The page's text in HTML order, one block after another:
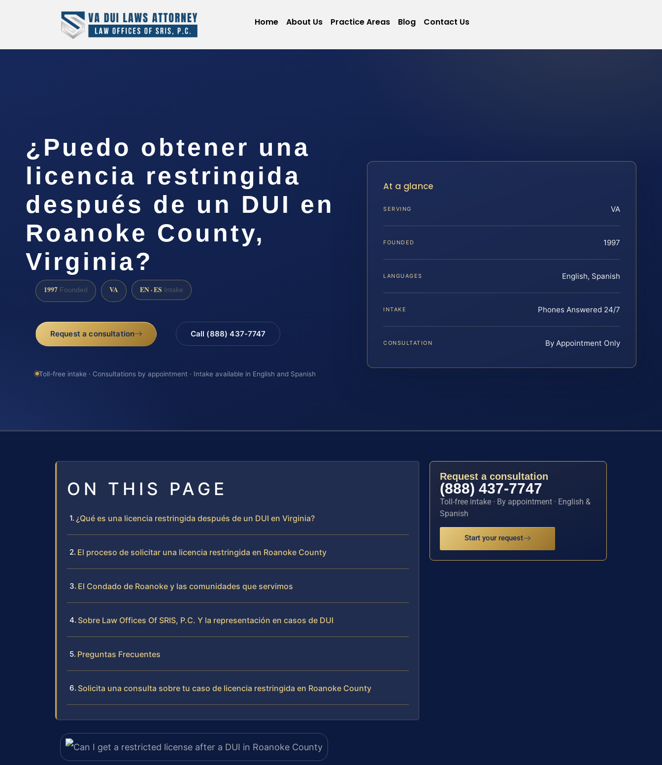
Home About Us Practice Areas Blog Contact Us
¿Puedo obtener una
licencia restringida
después de un DUI en
Roanoke County,
Virginia?
1997 Founded VA EN · ES Intake
Request a consultation Call (888) 437-7747
Toll-free intake · Consultations by appointment · Intake available in English and Spanish
At a glance
SERVING VA
FOUNDED 1997
LANGUAGES English, Spanish
INTAKE Phones Answered 24/7
CONSULTATION By Appointment Only
ON THIS PAGE
¿Qué es una licencia restringida después de un DUI en Virginia?
El proceso de solicitar una licencia restringida en Roanoke County
El Condado de Roanoke y las comunidades que servimos
Sobre Law Offices Of SRIS, P.C. Y la representación en casos de DUI
Preguntas Frecuentes
Solicita una consulta sobre tu caso de licencia restringida en Roanoke County
Request a consultation
(888) 437-7747
Toll-free intake · By appointment · English &
Spanish
Start your request